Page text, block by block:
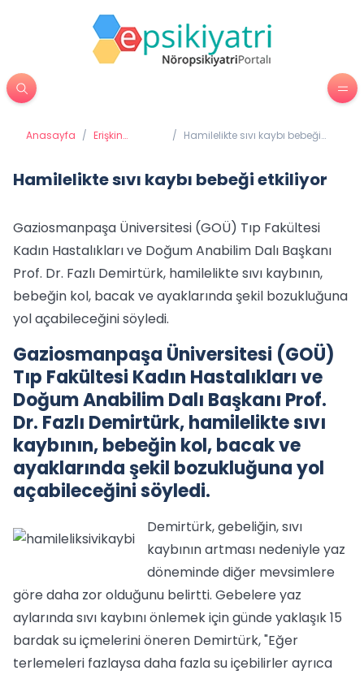
Anasayfa / Erişkin
/ Hamilelikte sıvı kaybı bebeği
Hamilelikte sıvı kaybı bebeği etkiliyor
Gaziosmanpaşa Üniversitesi (GOÜ) Tıp Fakültesi
Kadın Hastalıkları ve Doğum Anabilim Dalı Başkanı
Prof. Dr. Fazlı Demirtürk, hamilelikte sıvı kaybının,
bebeğin kol, bacak ve ayaklarında şekil bozukluğuna
yol açabileceğini söyledi.
Gaziosmanpaşa Üniversitesi (GOÜ)
Tıp Fakültesi Kadın Hastalıkları ve
Doğum Anabilim Dalı Başkanı Prof.
Dr. Fazlı Demirtürk, hamilelikte sıvı
kaybının, bebeğin kol, bacak ve
ayaklarında şekil bozukluğuna yol
açabileceğini söyledi.
Demirtürk, gebeliğin, sıvı
kaybının artması nedeniyle yaz
döneminde diğer mevsimlere
göre daha zor olduğunu belirtti. Gebelere yaz
aylarında sıvı kaybını önlemek için günde yaklaşık 15
bardak su içmelerini öneren Demirtürk, "Eğer
terlemeleri fazlaysa daha fazla su içebilirler ayrıca